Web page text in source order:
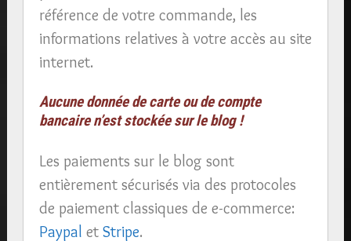
référence de votre commande, les
informations relatives à votre accès au site
internet.
Aucune donnée de carte ou de compte
bancaire n’est stockée sur le blog !
Les paiements sur le blog sont
entièrement sécurisés via des protocoles
de paiement classiques de e-commerce:
Paypal et Stripe.